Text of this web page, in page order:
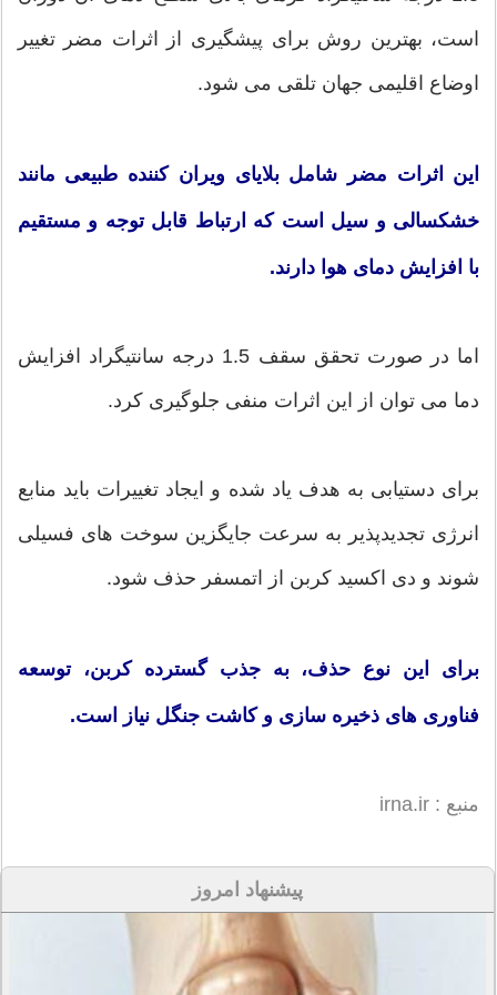
است، بهترین روش برای پیشگیری از اثرات مضر تغییر
اوضاع اقلیمی جهان تلقی می شود.
این اثرات مضر شامل بلایای ویران کننده طبیعی مانند
خشکسالی و سیل است که ارتباط قابل توجه و مستقیم
با افزایش دمای هوا دارند.
اما در صورت تحقق سقف 1.5 درجه سانتیگراد افزایش
دما می توان از این اثرات منفی جلوگیری کرد.
برای دستیابی به هدف یاد شده و ایجاد تغییرات باید منابع
انرژی تجدیدپذیر به سرعت جایگزین سوخت های فسیلی
شوند و دی اکسید کربن از اتمسفر حذف شود.
برای این نوع حذف، به جذب گسترده کربن، توسعه
فناوری های ذخیره سازی و کاشت جنگل نیاز است.
منبع : irna.ir
پیشنهاد امروز